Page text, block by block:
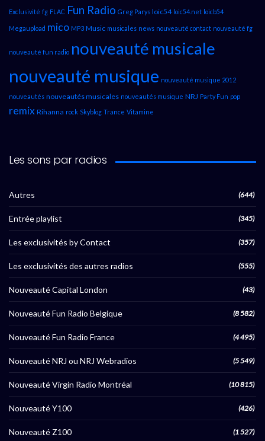
Exclusivité fg FLAC Fun Radio Greg Parys loic54 loic54.net loicb54
Megaupload mico MP3 Music musicales news nouveauté contact nouveauté fg
nouveauté fun radio nouveauté musicale
nouveauté musique nouveauté musique 2012
nouveautés nouveautés musicales nouveautés musique NRJ Party Fun pop
remix Rihanna rock Skyblog Trance Vitamine
Les sons par radios
Autres (644)
Entrée playlist (345)
Les exclusivités by Contact (357)
Les exclusivités des autres radios (555)
Nouveauté Capital London (43)
Nouveauté Fun Radio Belgique (8 582)
Nouveauté Fun Radio France (4 495)
Nouveauté NRJ ou NRJ Webradios (5 549)
Nouveauté Virgin Radio Montréal (10 815)
Nouveauté Y100 (426)
Nouveauté Z100 (1 527)